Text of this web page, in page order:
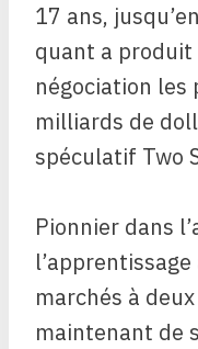
17 ans,
quant a produit
négociation les
milliards de
spéculatif Two
Pionnier dans
marchés à
maintenant de